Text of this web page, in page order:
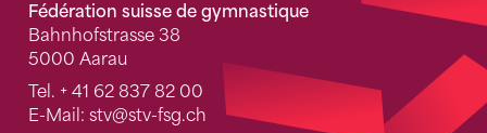
Fédération suisse de gymnastique
Bahnhofstrasse 38
5000 Aarau
Tel. + 41 62 837 82 00
E-Mail: stv@stv-fsg.ch